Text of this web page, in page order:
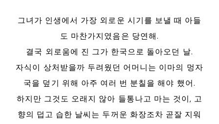
그녀가 인생에서 가장 외로운 시기를 보낼 때 아들
도 마찬가지였음은 당연해.
결국 외로움에 진 그가 한국으로 돌아오던 날.
자식이 상처받을까 두려웠던 어머니는 이마의 멍자
국을 덮기 위해 아주 여러 번 분칠을 해야 했어.
하지만 그것도 오래지 않아 들통나고 마는 것이, 고
향의 덥고 습한 날씨는 두꺼운 화장조차 곧잘 지워